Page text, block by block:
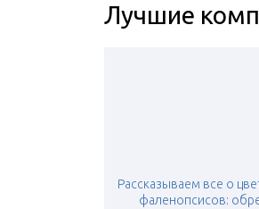
Лучшие
Рассказываем все о
фаленопсисов: